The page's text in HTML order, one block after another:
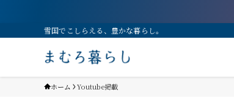
雪国でこしらえる、豊かな暮らし。
ホーム Youtube掲載